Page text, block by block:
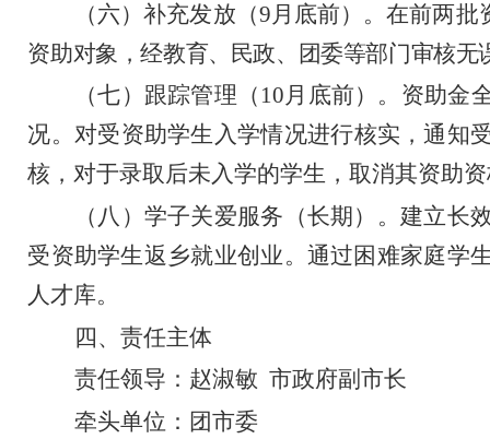
（六）补充发放（9 月底前）。在前两批
资助对象，经教育、民政、团委等部门审核无
（七）跟踪管理（ 10月底前）。 资助金
况。对受资助学生入学情况进行核实，通知
核，对于录取后未入学的学生，取消其资助
（八）学子关爱服务（长期）。建立长
受资助学生返乡就业创业。通过困难家庭学
人才库。
四、责任主体
责任领导：赵淑敏 市政府副市长
牵头单位：团市委